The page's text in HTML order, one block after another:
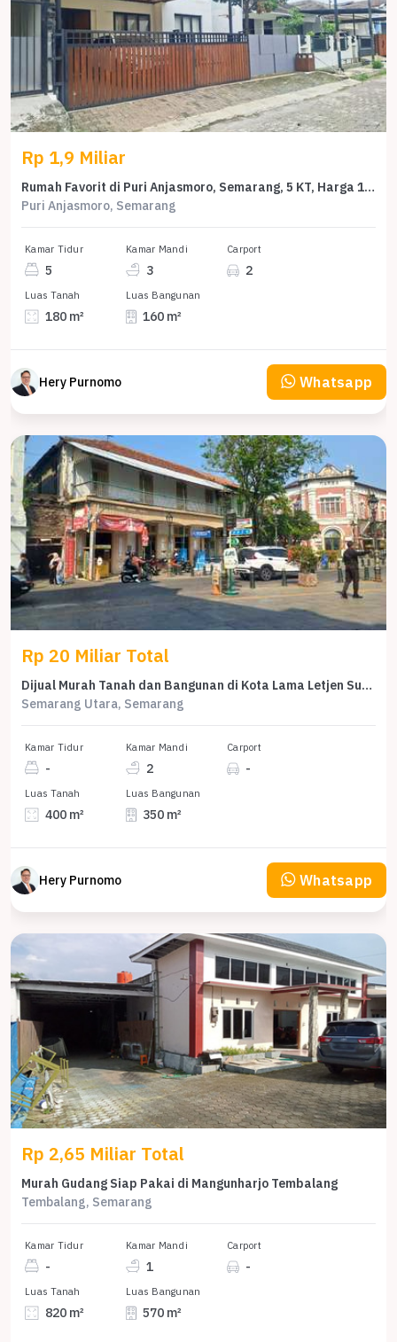
Rp 1,9 Miliar
Rumah Favorit di Puri Anjasmoro, Semarang, 5 KT, Harga 1,9 Miliar
Puri Anjasmoro, Semarang
Kamar Tidur
5
Kamar Mandi
3
Carport
2
Luas Tanah
180 m²
Luas Bangunan
160 m²
Hery Purnomo Whatsapp
Rp 20 Miliar Total
Dijual Murah Tanah dan Bangunan di Kota Lama Letjen Suprapto
Semarang Utara, Semarang
Kamar Tidur
-
Kamar Mandi
2
Carport
-
Luas Tanah
400 m²
Luas Bangunan
350 m²
Hery Purnomo Whatsapp
Rp 2,65 Miliar Total
Murah Gudang Siap Pakai di Mangunharjo Tembalang
Tembalang, Semarang
Kamar Tidur
-
Kamar Mandi
1
Carport
-
Luas Tanah
820 m²
Luas Bangunan
570 m²